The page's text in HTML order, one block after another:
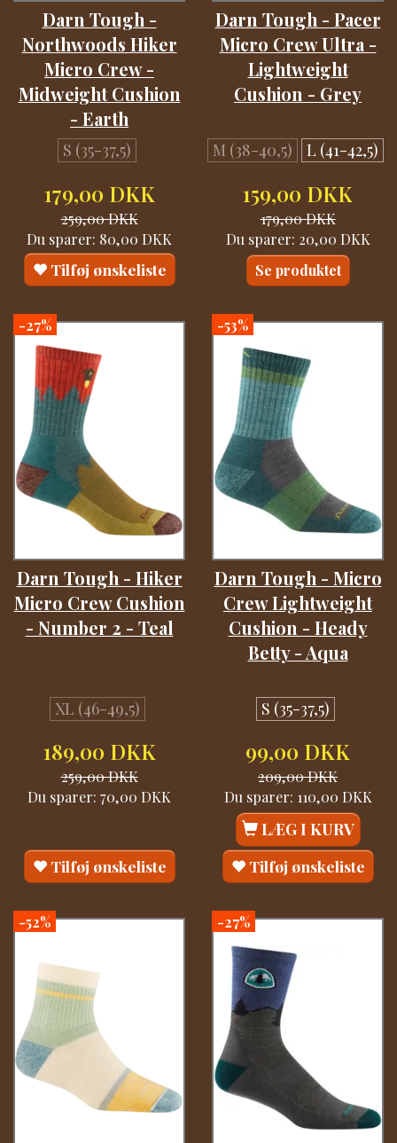
Darn Tough -
Northwoods Hiker
Micro Crew -
Midweight Cushion
- Earth
S (35-37,5)
179,00 DKK
259,00 DKK
Du sparer: 80,00 DKK
Tilføj ønskeliste
Darn Tough - Pacer
Micro Crew Ultra -
Lightweight
Cushion - Grey
M (38-40,5) L (41-42,5)
159,00 DKK
179,00 DKK
Du sparer: 20,00 DKK
Se produktet
-27%
Darn Tough - Hiker
Micro Crew Cushion
- Number 2 - Teal
XL (46-49,5)
189,00 DKK
259,00 DKK
Du sparer: 70,00 DKK
Tilføj ønskeliste
-53%
Darn Tough - Micro
Crew Lightweight
Cushion - Heady
Betty - Aqua
S (35-37,5)
99,00 DKK
209,00 DKK
Du sparer: 110,00 DKK
LÆG I KURV
Tilføj ønskeliste
-52% -27%